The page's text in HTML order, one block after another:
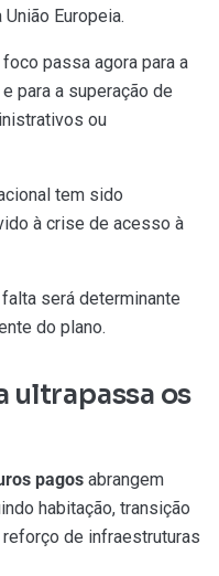
Europeia.
passa agora para a
para a superação de
ou
tem sido
à crise de acesso à
será determinante
do plano.
ultrapassa os
pagos abrangem
habitação, transição
de infraestruturas